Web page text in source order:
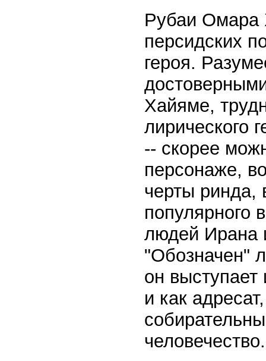
Рубаи Омара
персидских
героя.
Хайяме,
лирического
-- скорее
персонаже,
черты ринда,
популярного
людей Ирана
"Обозначен"
он выступает
и как
человечество.